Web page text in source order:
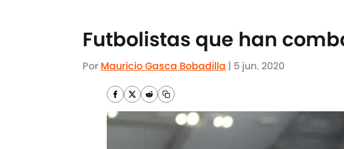
Futbolistas que han
Por Mauricio Gasca Bobadilla | 5 jun. 2020